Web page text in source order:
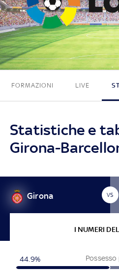
1 -
FORMAZIONI LIVE
Statistiche e
Girona-
Girona VS
I NUMERI
Possesso
44.9%